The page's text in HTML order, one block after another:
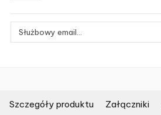
Szczegóły produktu Załączniki